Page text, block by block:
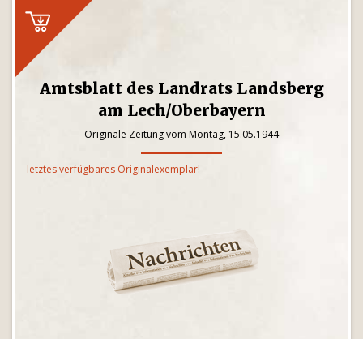
Amtsblatt des Landrats Landsberg
am Lech/Oberbayern
Originale Zeitung vom Montag, 15.05.1944
letztes verfügbares Originalexemplar!